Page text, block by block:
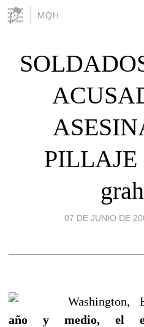
MQH
PILLAJE
07 DE JUNIO DE
Washington,
año y medio, el